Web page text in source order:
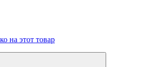
на этот товар